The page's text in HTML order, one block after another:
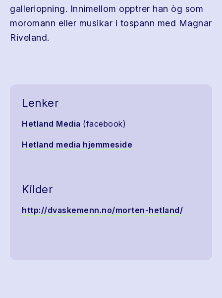
galleriopning. Innimellom opptrer han òg som
moromann eller musikar i tospann med Magnar
Riveland.
Lenker
Hetland Media (facebook)
Hetland media hjemmeside
Kilder
http://dvaskemenn.no/morten-hetland/